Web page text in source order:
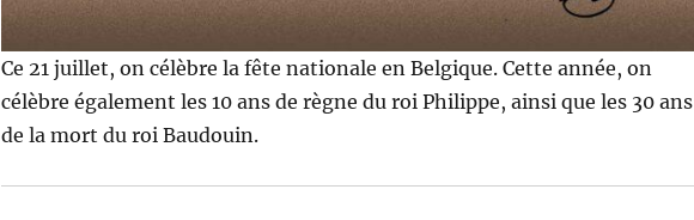
Ce 21 juillet, on célèbre la fête nationale en Belgique. Cette année, on
célèbre également les 10 ans de règne du roi Philippe, ainsi que les 30 ans
de la mort du roi Baudouin.